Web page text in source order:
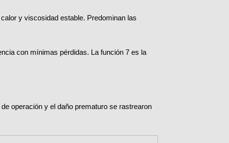
y viscosidad estable. Predominan las
con mínimas pérdidas. La función 7 es la
operación y el daño prematuro se rastrearon